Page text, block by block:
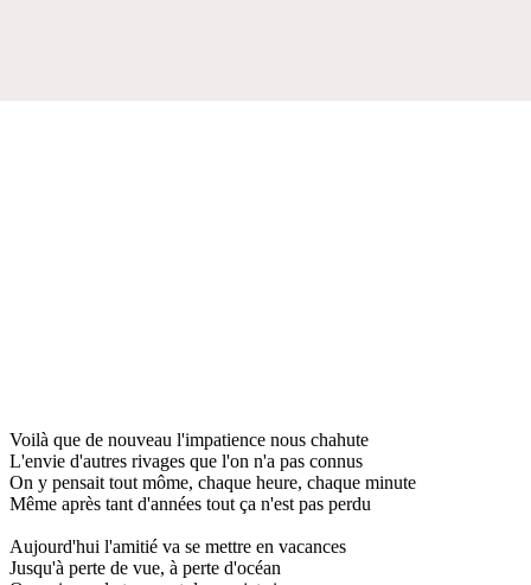
Voilà que de nouveau l'impatience nous chahute
L'envie d'autres rivages que l'on n'a pas connus
On y pensait tout môme, chaque heure, chaque minute
Même après tant d'années tout ça n'est pas perdu
Aujourd'hui l'amitié va se mettre en vacances
Jusqu'à perte de vue, à perte d'océan